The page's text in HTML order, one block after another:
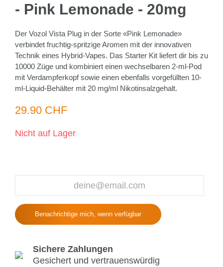
- Pink Lemonade - 20mg
Der Vozol Vista Plug in der Sorte «Pink Lemonade»
verbindet fruchtig-spritzige Aromen mit der innovativen
Technik eines Hybrid-Vapes. Das Starter Kit liefert dir bis zu
10000 Züge und kombiniert einen wechselbaren 2-ml-Pod
mit Verdampferkopf sowie einen ebenfalls vorgefüllten 10-
ml-Liquid-Behälter mit 20 mg/ml Nikotinsalzgehalt.
29.90 CHF
Nicht auf Lager
Benachrichtige mich, wenn verfügbar
Sichere Zahlungen
Gesichert und vertrauenswürdig